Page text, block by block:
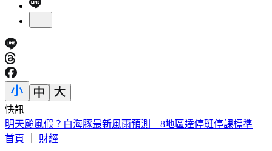
快訊
白海豚颱風來襲！淡水河、基隆河恐漲水 北市堤外停車今晚
6時拖吊